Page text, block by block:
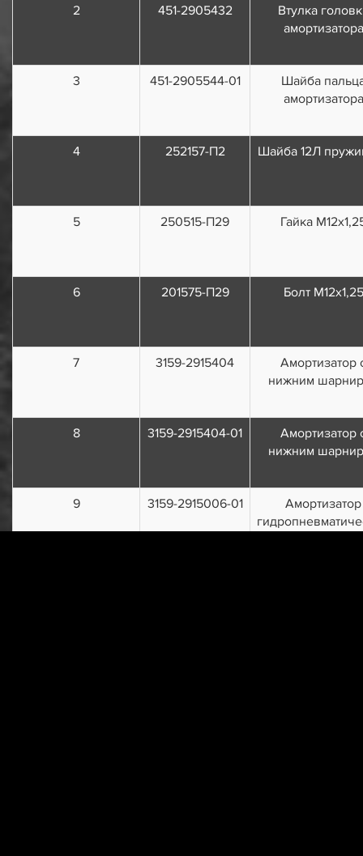
2 451-2905432
Втулка
амортизатора
3 451-2905544-01
Шайба
амортизатора
4 252157-П2 Шайба 12Л
5 250515-П29 Гайка
6 201575-П29 Болт М12x1,25
7 3159-2915404
Амортизатор
нижним
8 3159-2915404-01
Амортизатор
нижним
9 3159-2915006-01
Амортизатор